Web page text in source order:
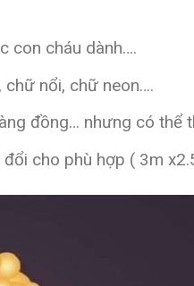
con cháu dành….
chữ nổi, chữ neon….
đồng… nhưng có thể
cho phù hợp ( 3m